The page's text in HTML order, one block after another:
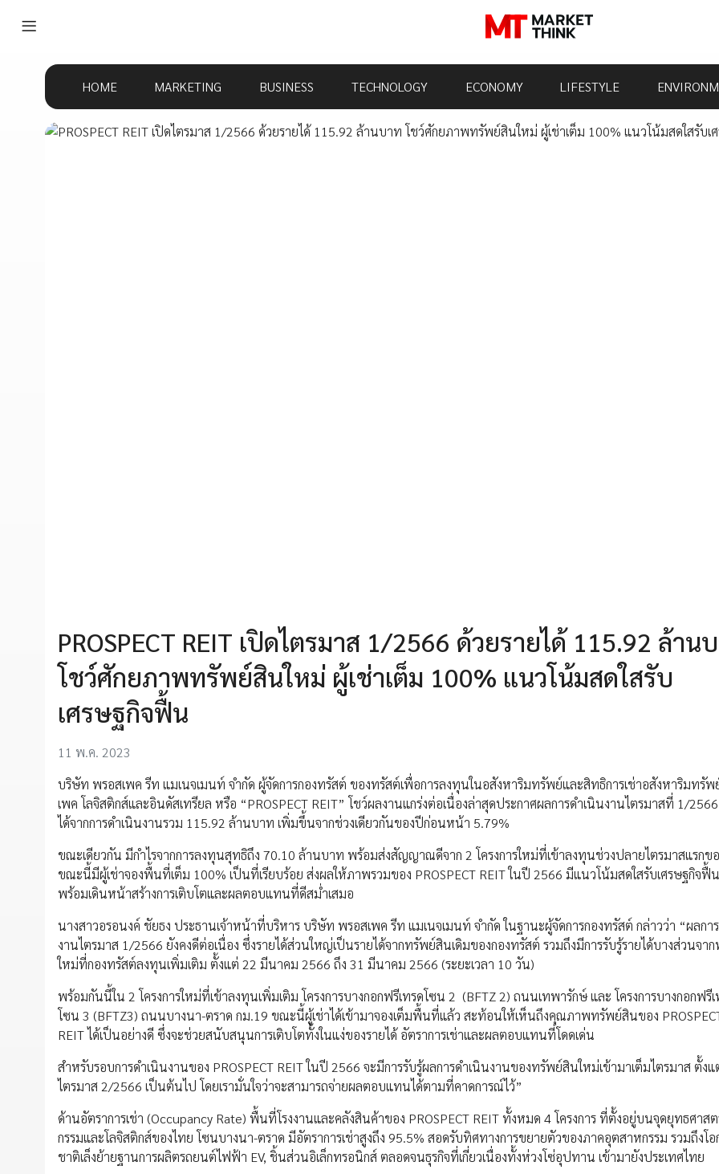
HOME MARKETING BUSINESS TECHNOLOGY ECONOMY LIFESTYLE
PROSPECT REIT เปิดไตรมาส 1/2566 ด้วยรายได้ 115.92 ล้าน
โชว์ศักยภาพทรัพย์สินใหม่ ผู้เช่าเต็ม 100% แนวโน้มสดใสรับ
เศรษฐกิจฟื้น
11 พ.ค. 2023
บริษัท พรอสเพค รีท แมเนจเมนท์ จำกัด ผู้จัดการกองทรัสต์ ของทรัสต์เพื่อการลงทุนในอสังหาริมทรัพย์และสิทธิการเช่าอสังหาริมทรั
เพค โลจิสติกส์และอินดัสเทรียล หรือ “PROSPECT REIT” โชว์ผลงานแกร่งต่อเนื่องล่าสุดประกาศผลการดำเนินงานไตรมาสที่ 1/
ได้จากการดำเนินงานรวม 115.92 ล้านบาท เพิ่มขึ้นจากช่วงเดียวกันของปีก่อนหน้า 5.79%
ขณะเดียวกัน มีกำไรจากการลงทุนสุทธิถึง 70.10 ล้านบาท พร้อมส่งสัญญาณดีจาก 2 โครงการใหม่ที่เข้าลงทุนช่วงปลายไตรมาสแรกข
ขณะนี้มีผู้เช่าจองพื้นที่เต็ม 100% เป็นที่เรียบร้อย ส่งผลให้ภาพรวมของ PROSPECT REIT ในปี 2566 มีแนวโน้มสดใสรับเศรษฐกิจฟื้
พร้อมเดินหน้าสร้างการเติบโตและผลตอบแทนที่ดีสม่ำเสมอ
นางสาวอรอนงค์ ชัยธง ประธานเจ้าหน้าที่บริหาร บริษัท พรอสเพค รีท แมเนจเมนท์ จำกัด ในฐานะผู้จัดการกองทรัสต์ กล่าวว่า “ผลกา
งานไตรมาส 1/2566 ยังคงดีต่อเนื่อง ซึ่งรายได้ส่วนใหญ่เป็นรายได้จากทรัพย์สินเดิมของกองทรัสต์ รวมถึงมีการรับรู้รายได้บางส่วนจา
ใหม่ที่กองทรัสต์ลงทุนเพิ่มเติม ตั้งแต่ 22 มีนาคม 2566 ถึง 31 มีนาคม 2566 (ระยะเวลา 10 วัน)
พร้อมกันนี้ใน 2 โครงการใหม่ที่เข้าลงทุนเพิ่มเติม โครงการบางกอกฟรีเทรดโซน 2 (BFTZ 2) ถนนเทพารักษ์ และ โครงการบางกอกฟรีเ
โซน 3 (BFTZ3) ถนนบางนา-ตราด กม.19 ขณะนี้ผู้เช่าได้เข้ามาจองเต็มพื้นที่แล้ว สะท้อนให้เห็นถึงคุณภาพทรัพย์สินของ
REIT ได้เป็นอย่างดี ซึ่งจะช่วยสนับสนุนการเติบโตทั้งในแง่ของรายได้ อัตราการเช่าและผลตอบแทนที่โดดเด่น
สำหรับรอบการดำเนินงานของ PROSPECT REIT ในปี 2566 จะมีการรับรู้ผลการดำเนินงานของทรัพย์สินใหม่เข้ามาเต็มไตรมาส ตั้งแ
ไตรมาส 2/2566 เป็นต้นไป โดยเรามั่นใจว่าจะสามารถจ่ายผลตอบแทนได้ตามที่คาดการณ์ไว้”
ด้านอัตราการเช่า (Occupancy Rate) พื้นที่โรงงานและคลังสินค้าของ PROSPECT REIT ทั้งหมด 4 โครงการ ที่ตั้งอยู่บนจุดยุทธศาส
กรรมและโลจิสติกส์ของไทย โซนบางนา-ตราด มีอัตราการเช่าสูงถึง 95.5% สอดรับทิศทางการขยายตัวของภาคอุตสาหกรรม รวมถึงโ
ชาติเล็งย้ายฐานการผลิตรถยนต์ไฟฟ้า EV, ชิ้นส่วนอิเล็กทรอนิกส์ ตลอดจนธุรกิจที่เกี่ยวเนื่องทั้งห่วงโซ่อุปทาน เข้ามายังประเทศไทย